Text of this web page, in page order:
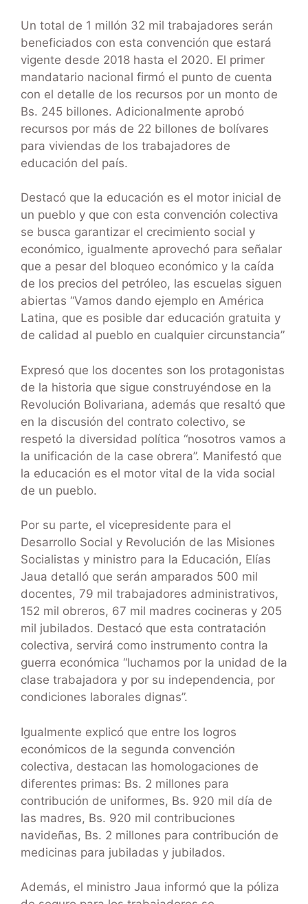
Un total de 1 millón 32 mil trabajadores serán
beneficiados con esta convención que estará
vigente desde 2018 hasta el 2020. El primer
mandatario nacional firmó el punto de cuenta
con el detalle de los recursos por un monto de
Bs. 245 billones. Adicionalmente aprobó
recursos por más de 22 billones de bolívares
para viviendas de los trabajadores de
educación del país.
Destacó que la educación es el motor inicial de
un pueblo y que con esta convención colectiva
se busca garantizar el crecimiento social y
económico, igualmente aprovechó para señalar
que a pesar del bloqueo económico y la caída
de los precios del petróleo, las escuelas siguen
abiertas “Vamos dando ejemplo en América
Latina, que es posible dar educación gratuita y
de calidad al pueblo en cualquier circunstancia”
Expresó que los docentes son los protagonistas
de la historia que sigue construyéndose en la
Revolución Bolivariana, además que resaltó que
en la discusión del contrato colectivo, se
respetó la diversidad política “nosotros vamos a
la unificación de la case obrera”. Manifestó que
la educación es el motor vital de la vida social
de un pueblo.
Por su parte, el vicepresidente para el
Desarrollo Social y Revolución de las Misiones
Socialistas y ministro para la Educación, Elías
Jaua detalló que serán amparados 500 mil
docentes, 79 mil trabajadores administrativos,
152 mil obreros, 67 mil madres cocineras y 205
mil jubilados. Destacó que esta contratación
colectiva, servirá como instrumento contra la
guerra económica “luchamos por la unidad de la
clase trabajadora y por su independencia, por
condiciones laborales dignas”.
Igualmente explicó que entre los logros
económicos de la segunda convención
colectiva, destacan las homologaciones de
diferentes primas: Bs. 2 millones para
contribución de uniformes, Bs. 920 mil día de
las madres, Bs. 920 mil contribuciones
navideñas, Bs. 2 millones para contribución de
medicinas para jubiladas y jubilados.
Además, el ministro Jaua informó que la póliza